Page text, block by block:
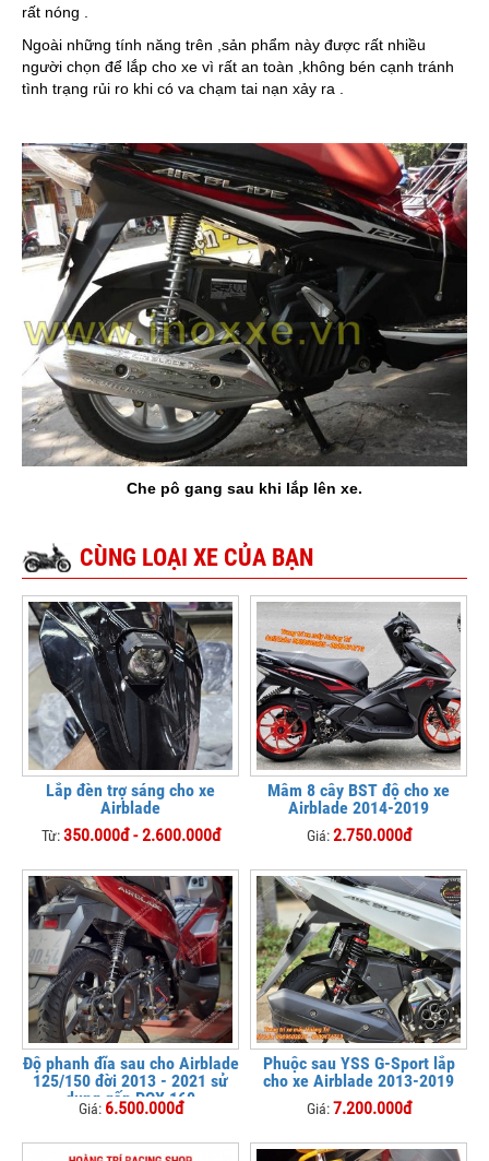
rất nóng .
Ngoài những tính năng trên ,sản phẩm này được rất nhiều
người chọn để lắp cho xe vì rất an toàn ,không bén cạnh tránh
tình trạng rủi ro khi có va chạm tai nạn xảy ra .
Che pô gang sau khi lắp lên xe.
CÙNG LOẠI XE CỦA BẠN
Lắp đèn trợ sáng cho xe
Airblade
Từ:350.000đ - 2.600.000đ
Mâm 8 cây BST độ cho xe
Airblade 2014-2019
Giá:2.750.000đ
Độ phanh đĩa sau cho Airblade
125/150 đời 2013 - 2021 sử
dụng gấp PCX 160
Giá: 6.500.000đ
Phuộc sau YSS G-Sport lắp
cho xe Airblade 2013-2019
Giá:7.200.000đ